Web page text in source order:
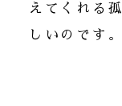
えてくれる
しいのです。